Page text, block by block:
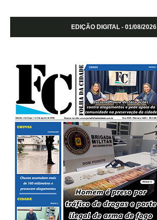
EDIÇÃO DIGITAL - 01/08/2026